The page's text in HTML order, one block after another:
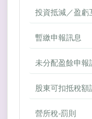
投資抵減／盈虧
暫繳申報訊息
未分配盈餘申報
股東可扣抵稅額
營所稅-罰則